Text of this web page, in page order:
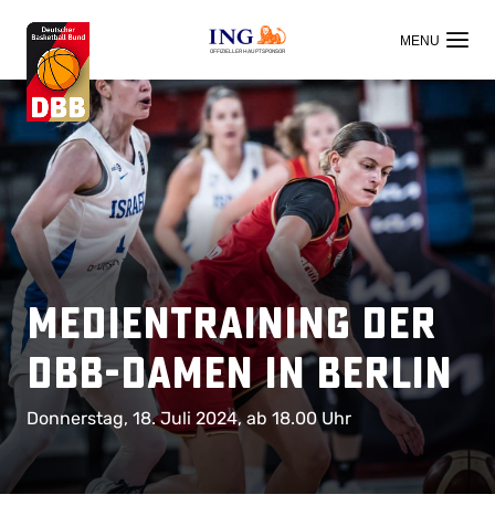
OFFIZIELLER HAUPTSPONSOR
Medientraining der
DBB-Damen in Berlin
Donnerstag, 18. Juli 2024, ab 18.00 Uhr